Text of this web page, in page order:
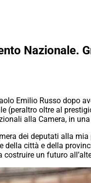
Nazionale.
Emilio Russo dopo
(peraltro oltre al
alla Camera, in
dei deputati alla
della città e della
un futuro